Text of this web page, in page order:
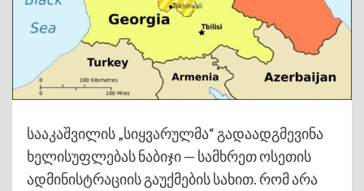
სააკაშვილის „სიყვარულმა“ გადაადგმევინა
ხელისუფლებას ნაბიჯი — სამხრეთ ოსეთის
ადმინისტრაციის გაუქმების სახით. რომ არა